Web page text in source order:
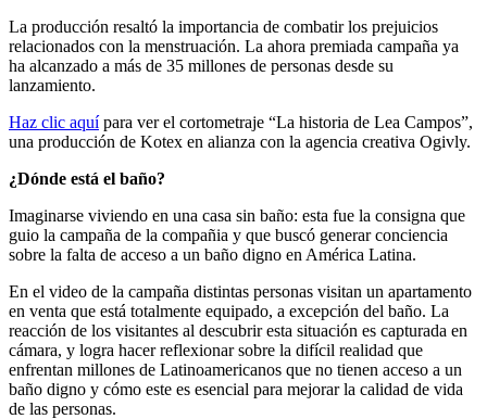
La producción resaltó la importancia de combatir los prejuicios
relacionados con la menstruación. La ahora premiada campaña ya
ha alcanzado a más de 35 millones de personas desde su
lanzamiento.
Haz clic aquípara ver el cortometraje “La historia de Lea Campos”,
una producción de Kotex en alianza con la agencia creativa Ogivly.
¿Dónde está el baño?
Imaginarse viviendo en una casa sin baño: esta fue la consigna que
guio la campaña de la compañia y que buscó generar conciencia
sobre la falta de acceso a un baño digno en América Latina.
En el video de la campaña distintas personas visitan un apartamento
en venta que está totalmente equipado, a excepción del baño. La
reacción de los visitantes al descubrir esta situación es capturada en
cámara, y logra hacer reflexionar sobre la difícil realidad que
enfrentan millones de Latinoamericanos que no tienen acceso a un
baño digno y cómo este es esencial para mejorar la calidad de vida
de las personas.